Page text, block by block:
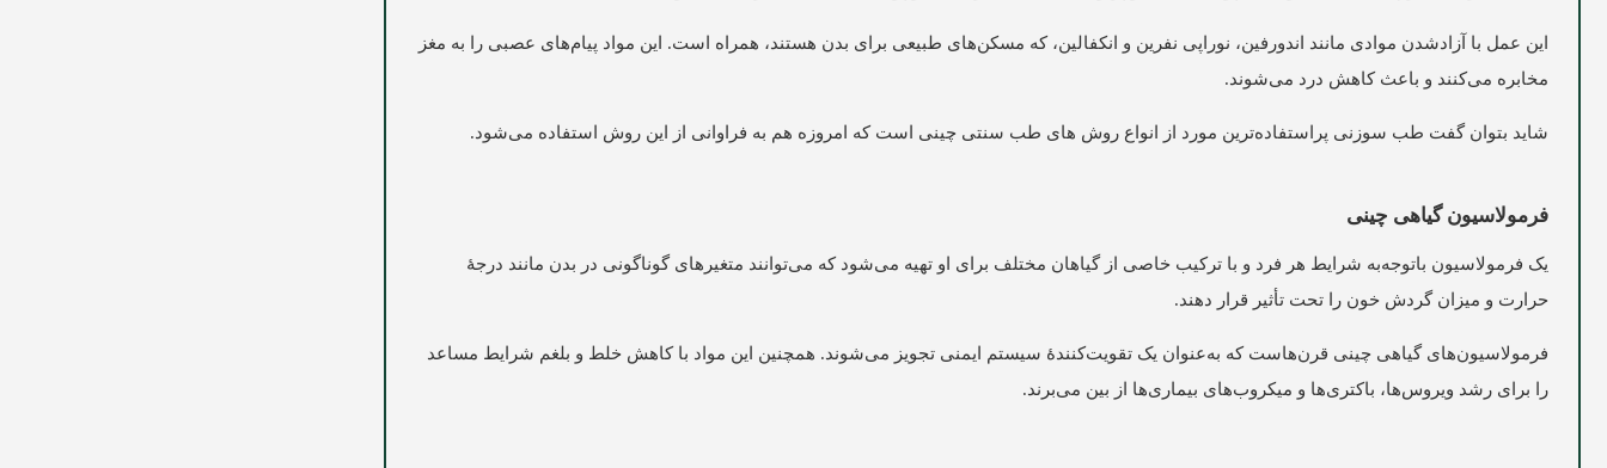
این عمل با آزادشدن موادی مانند اندورفین، نوراپی نفرین و انکفالین، که مسکن‌های طبیعی برای بدن هستند، همراه است. این مواد پیام‌های عصبی را به مغز
مخابره می‌کنند و باعث کاهش درد می‌شوند.
شاید بتوان گفت طب سوزنی پراستفاده‌ترین مورد از انواع روش‌ های طب سنتی چینی است که امروزه هم به فراوانی از این روش استفاده می‌شود.
فرمولاسیون گیاهی چینی
یک فرمولاسیون باتوجه‌به شرایط هر فرد و با ترکیب خاصی از گیاهان مختلف برای او تهیه می‌شود که می‌توانند متغیرهای گوناگونی در بدن مانند درجۀ
حرارت و میزان گردش خون را تحت تأثیر قرار دهند.
فرمولاسیون‌های گیاهی چینی قرن‌هاست که به‌عنوان یک تقویت‌کنندۀ سیستم ایمنی تجویز می‌شوند. همچنین این مواد با کاهش خلط و بلغم شرایط مساعد
را برای رشد ویروس‌ها، باکتری‌ها و میکروب‌های بیماری‌ها از بین می‌برند.